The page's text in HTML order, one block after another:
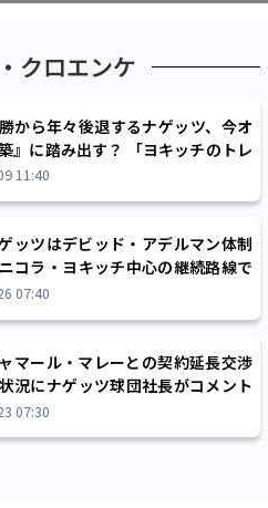
クロエンケ
勝から年々後退するナゲッツ、今オ
』に踏み出す？ 「ヨキッチのトレ
べてが検討対象」
11:40
ゲッツはデビッド・アデルマン体制
コラ・ヨキッチ中心の継続路線で
勝を狙う
07:40
ャマール・マレーとの契約延長交渉
況にナゲッツ球団社長がコメント
もトップクラスの選手」
07:30